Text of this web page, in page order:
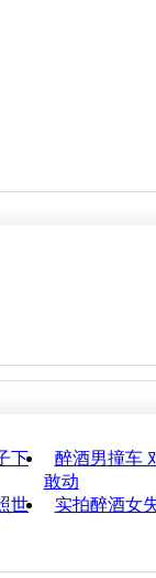
下
醉酒男撞车
敢动
世
实拍醉酒女